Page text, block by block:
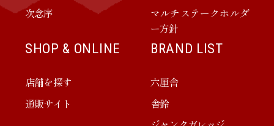
次念序
マルチステークホルダ
ー方針
SHOP & ONLINE
店舗を探す
通販サイト
BRAND LIST
六厘舎
舎鈴